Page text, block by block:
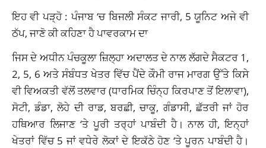
ਇਹ ਵੀ ਪੜ੍ਹੋ :ਪੰਜਾਬ ‘ਚ ਬਿਜਲੀ ਸੰਕਟ ਜਾਰੀ, 5 ਯੂਨਿਟ ਅਜੇ ਵੀ
ਠੱਪ, ਜਾਣੋ ਕੀ ਕਹਿਣਾ ਹੈ ਪਾਵਰਕਾਮ ਦਾ
ਜਿਸ ਦੇ ਅਧੀਨ ਪੰਚਕੂਲਾ ਜ਼ਿਲ੍ਹਾ ਅਦਾਲਤ ਦੇ ਨਾਲ ਲੱਗਦੇ ਸੈਕਟਰ 1,
2, 5, 6 ਅਤੇ ਸੰਬੰਧਤ ਖੇਤਰ ਵਿੱਚ ਪੈਂਦੇ ਕੌਮੀ ਰਾਜ ਮਾਰਗ ਉੱਤੇ ਕਿਸੇ
ਵੀ ਵਿਅਕਤੀ ਵੱਲੋਂ ਤਲਵਾਰ (ਧਾਰਮਿਕ ਚਿੰਨ੍ਹ ਕਿਰਪਾਣ ਤੋਂ ਇਲਾਵਾ),
ਸੋਟੀ, ਡੰਡਾ, ਲੋਹੇ ਦੀ ਰਾਡ, ਬਰਛੀ, ਚਾਕੂ, ਗੰਡਾਸੀ, ਛੱਤਰੀ ਜਾਂ ਹੋਰ
ਹਥਿਆਰ ਲਿਜਾਣ ‘ਤੇ ਪੂਰੀ ਤਰ੍ਹਾਂ ਪਾਬੰਦੀ ਹੈ। ਨਾਲ ਹੀ, ਇਨ੍ਹਾਂ
ਖੇਤਰਾਂ ਵਿੱਚ 5 ਜਾਂ ਵਧੇਰੇ ਲੋਕਾਂ ਦੇ ਇਕੱਠੇ ਹੋਣ ‘ਤੇ ਪੂਰਨ ਪਾਬੰਦੀ ਹੈ।